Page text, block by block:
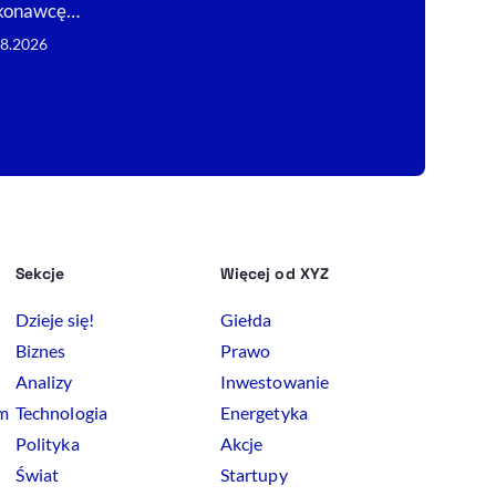
Sekcje
Dzieje się!
Biznes
Analizy
Technologia
Polityka
Świat
Więcej od XYZ
Giełda
Prawo
Inwestowanie
Energetyka
Akcje
Startupy